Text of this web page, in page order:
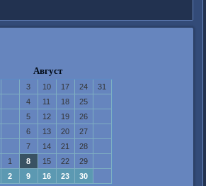
Август
3 10 17 24
31
4 11 18
25
5 12 19
26
6 13 20
27
7 14 21
28
1 8 15 22
29
2 9 16 23 30